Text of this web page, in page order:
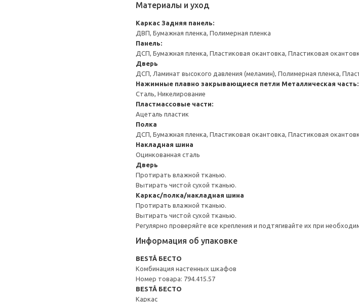
Материалы и уход
Каркас Задняя панель:
ДВП, Бумажная пленка, Полимерная пленка
Панель:
ДСП, Бумажная пленка, Пластиковая окантовка, Пластиковая
Дверь
ДСП, Ламинат высокого давления (меламин), Полимерная пленка,
Нажимные плавно закрывающиеся петли Металлическая часть:
Сталь, Никелирование
Пластмассовые части:
Ацеталь пластик
Полка
ДСП, Бумажная пленка, Пластиковая окантовка, Пластиковая
Накладная шина
Оцинкованная сталь
Дверь
Протирать влажной тканью.
Вытирать чистой сухой тканью.
Каркас/полка/накладная шина
Протирать влажной тканью.
Вытирать чистой сухой тканью.
Регулярно проверяйте все крепления и подтягивайте их при
Информация об упаковке
BESTÅ БЕСТО
Комбинация настенных шкафов
Номер товара: 794.415.57
BESTÅ БЕСТО
Каркас